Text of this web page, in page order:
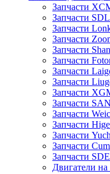
Запчасти
Запчасти
Запчасти
Запчасти
Запчасти
Запчасти
Запчасти
Запчасти
Запчасти
Запчасти
Запчасти
Запчасти
Запчасти
Запчасти
Запчасти
Двигатели